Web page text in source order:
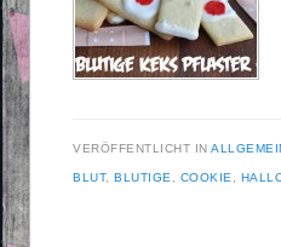
VERÖFFENTLICHT IN
BLUT,BLUTIGE COOKIE